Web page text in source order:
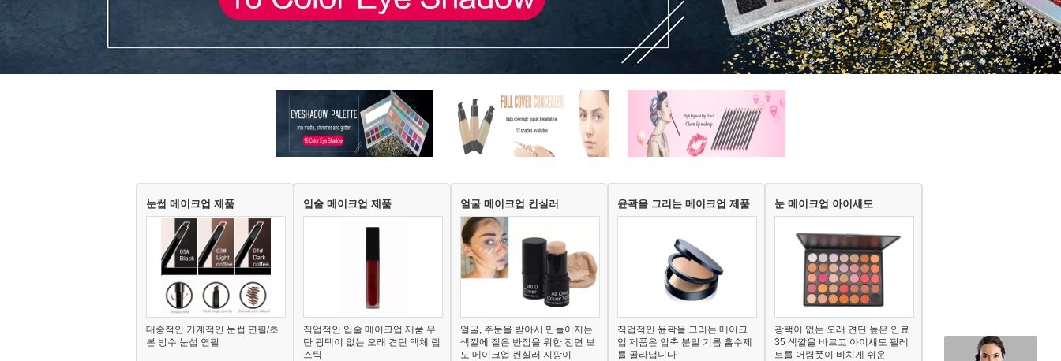
눈썹 메이크업 제품
대중적인 기계적인 눈썹 연필/초
본 방수 눈섭 연필
입술 메이크업 제품
직업적인 입술 메이크업 제품 우
단 광택이 없는 오래 견딘 액체 립
스틱
얼굴 메이크업 컨실러
얼굴, 주문을 받아서 만들어지는
색깔에 짙은 반점을 위한 전면 보
도 메이크업 컨실러 지팡이
윤곽을 그리는 메이크업 제품
직업적인 윤곽을 그리는 메이크
업 제품은 압축 분말 기름 흡수제
를 골라냅니다
눈 메이크업 아이섀도
광택이 없는 오래 견딘 높은 안료
35 색깔을 바르고 아이섀도 팔레
트를 어렴풋이 비치게 쉬운